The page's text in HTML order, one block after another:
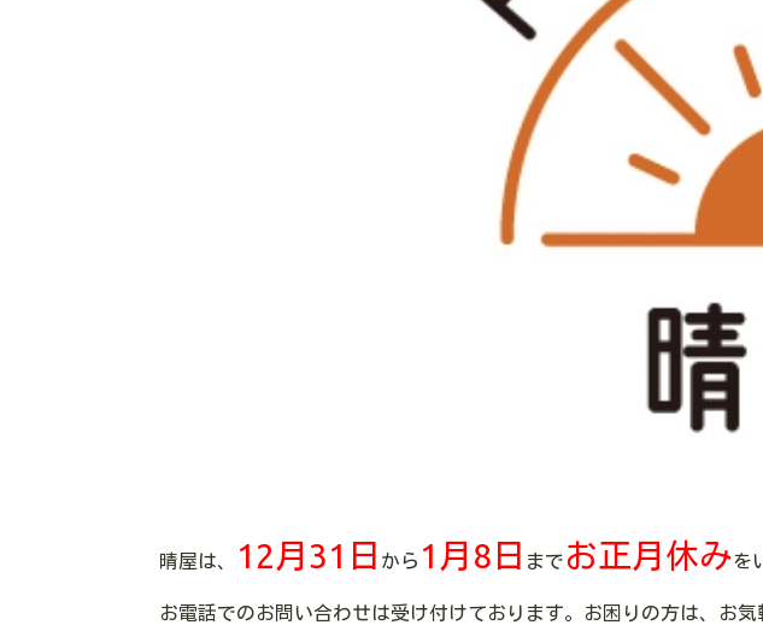
晴屋は、 12月31日 から 1月8日 までお正月休みを
お電話でのお問い合わせは受け付けております。お困りの方は、お気